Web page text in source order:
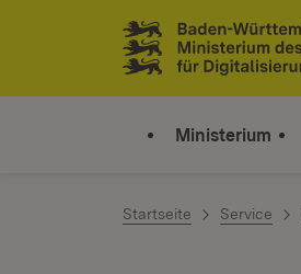
Zum Inhalt springen
Link zur Startseite
Ministerium
Startseite Service